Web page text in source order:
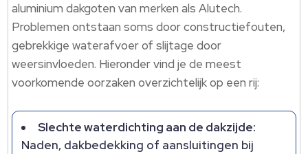
aluminium dakgoten van merken als Alutech.
Problemen ontstaan soms door constructiefouten,
gebrekkige waterafvoer of slijtage door
weersinvloeden. Hieronder vind je de meest
voorkomende oorzaken overzichtelijk op een rij:
Slechte waterdichting aan de dakzijde:
Naden, dakbedekking of aansluitingen bij